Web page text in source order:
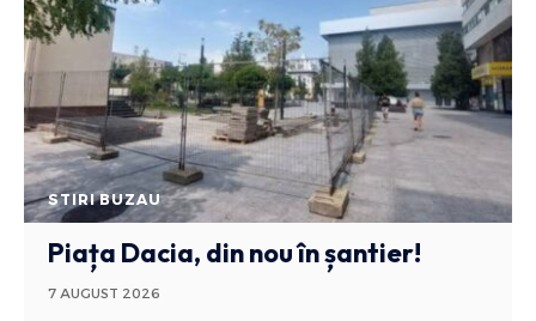
STIRI BUZAU
Piața Dacia, din nou în șantier!
7 AUGUST 2026